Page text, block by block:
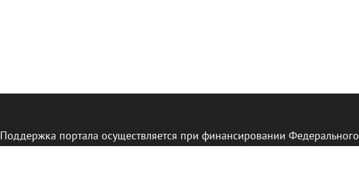
Поддержка портала осуществляется при финансировании Федерального